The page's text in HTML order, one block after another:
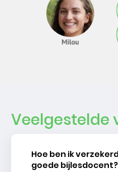
Veelgestelde
Hoe ben ik
goede bijlesdocent?